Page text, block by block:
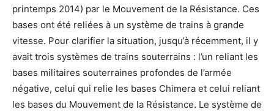
printemps 2014) par le Mouvement de la Résistance. Ces
bases ont été reliées à un système de trains à grande
vitesse. Pour clarifier la situation, jusqu’à récemment, il y
avait trois systèmes de trains souterrains : l’un reliant les
bases militaires souterraines profondes de l’armée
négative, celui qui relie les bases Chimera et celui reliant
les bases du Mouvement de la Résistance. Le système de